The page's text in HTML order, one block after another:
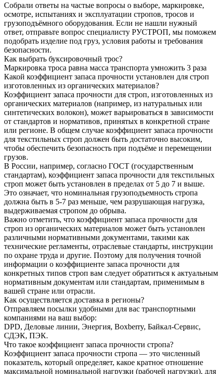
Собрали ответы на частые вопросы о выборе, маркировке,
осмотре, испытаниях и эксплуатации стропов, тросов и
грузоподъёмного оборудования. Если не нашли нужный
ответ, отправьте вопрос специалисту РУСТРОП, мы поможем
подобрать изделие под груз, условия работы и требования
безопасности.
Как выбрать буксировочный трос?
Маркировка троса равна масса транспорта умножить 3 раза
Какой коэффициент запаса прочности установлен для строп
изготовленных из органических материалов?
Коэффициент запаса прочности для строп, изготовленных из
органических материалов (например, из натуральных или
синтетических волокон), может варьироваться в зависимости
от стандартов и нормативов, принятых в конкретной стране
или регионе. В общем случае коэффициент запаса прочности
для текстильных строп должен быть достаточно высоким,
чтобы обеспечить безопасность при подъёме и перемещении
грузов.
В России, например, согласно ГОСТ (государственным
стандартам), коэффициент запаса прочности для текстильных
строп может быть установлен в пределах от 5 до 7 и выше.
Это означает, что номинальная грузоподъемность стропа
должна быть в 5-7 раз меньше, чем разрушающая нагрузка,
выдерживаемая стропом до обрыва.
Важно отметить, что коэффициент запаса прочности для
строп из органических материалов может быть установлен
различными нормативными документами, такими как
технические регламенты, отраслевые стандарты, инструкции
по охране труда и другие. Поэтому для получения точной
информации о коэффициенте запаса прочности для
конкретных типов строп вам следует обратиться к актуальным
нормативным документам или стандартам, применимым в
вашей стране или отрасли.
Как осуществляется доставка в регионы?
Отправляем посылки удобными для вас транспортными
компаниями на ваш выбор:
DPD, Деловые линии, Энергия, Boxberry, Байкал-Сервис,
СДЭК, ПЭК.
Что такое коэффициент запаса прочности стропа?
Коэффициент запаса прочности стропа — это численный
показатель, который определяет, какое кратное отношение
максимальной номинальной нагрузки (рабочей нагрузки), для